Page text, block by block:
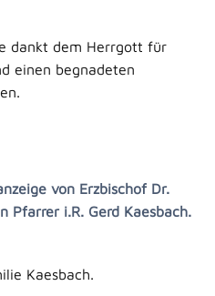
dankt dem Herrgott für
einen begnadeten
von Erzbischof Dr.
Pfarrer i.R. Gerd Kaesbach.
Kaesbach.